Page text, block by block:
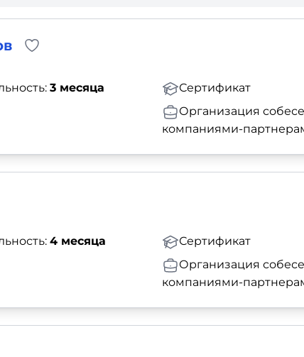
3 месяца
Сертификат
Организация
компаниями-
4 месяца
Сертификат
Организация
компаниями-